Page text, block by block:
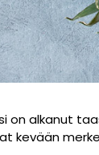
alkanut
kevään